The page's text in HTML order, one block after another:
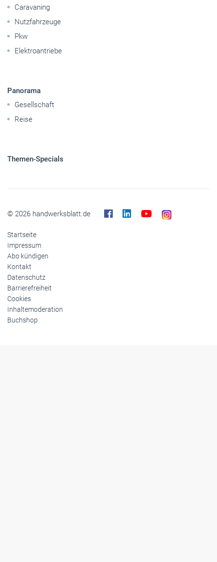
Caravaning
Nutzfahrzeuge
Pkw
Elektroantriebe
Panorama
Gesellschaft
Reise
Themen-Specials
© 2026 handwerksblatt.de
Startseite
Impressum
Abo kündigen
Kontakt
Datenschutz
Barrierefreiheit
Cookies
Inhaltemoderation
Buchshop